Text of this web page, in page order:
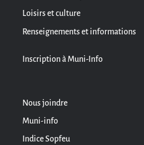
Loisirs et culture
Renseignements et informations
Inscription à Muni-Info
Nous joindre
Muni-info
Indice Sopfeu